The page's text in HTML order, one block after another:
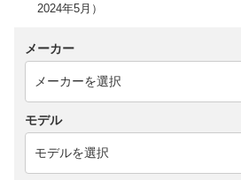
2024年5月）
メーカー
モデル